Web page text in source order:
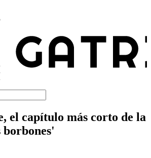
el capítulo más corto de la